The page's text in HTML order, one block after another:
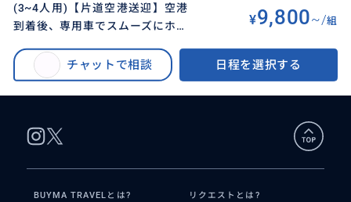
(3~4人用)【片道空港送迎】空港
到着後、専用車でスムーズにホテ
¥9,800~/組
チャットで相談 日程を選択する
【片道空港送迎】マクタン・セブ空港到着後、専用車でスムーズにホテルま
で送迎いたします。（車両：コースター/最大23人乗り）
BUYMA TRAVELとは? リクエストとは?